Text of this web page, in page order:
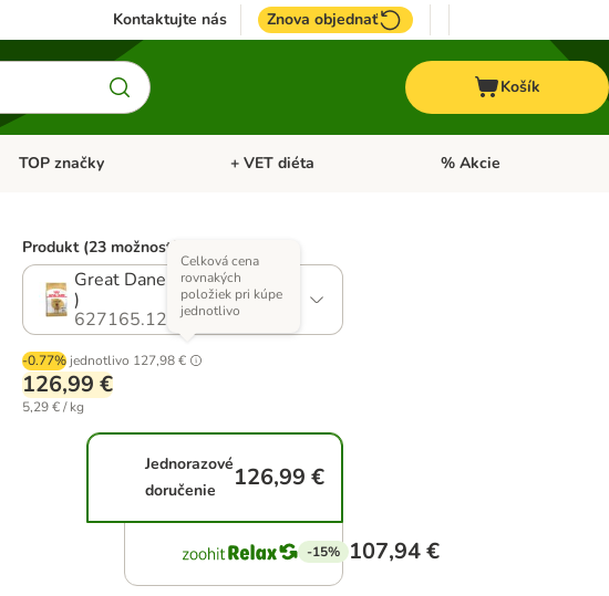
Kontaktujte nás Znova objednať
Košík
Otvoriť menu: Kone
TOP značky Otvoriť menu: TOP značky
+ VET diéta Otvoriť menu: + VET diéta
% Akcie
Produkt (23 možností)
Great Dane Adult (2 x 12 kg
)
627165.121
-0.77% jednotlivo 127,98 €
Celková cena
rovnakých
položiek pri kúpe
jednotlivo
126,99 €
5,29 € / kg
Jednorazové
doručenie
126,99 €
-15% 107,94 €